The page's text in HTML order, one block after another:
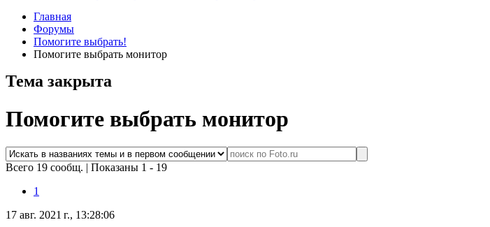
Главная
Форумы
Помогите выбрать!
Помогите выбрать монитор
Тема закрыта
Помогите выбрать монитор
Всего 19 сообщ. | Показаны 1 - 19
1
17 авг. 2021 г., 13:28:06